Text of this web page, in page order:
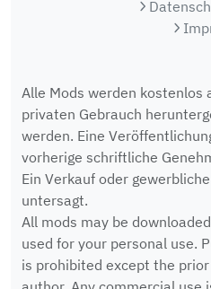
Alle Mods werden kostenlos
privaten Gebrauch
werden. Eine
vorherige schriftliche
Ein Verkauf oder
untersagt.
All mods may be
used for your personal use.
is prohibited except the